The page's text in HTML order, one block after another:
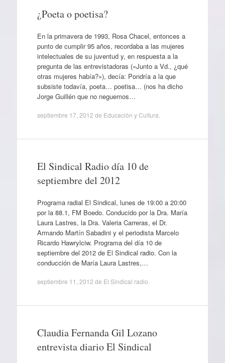
¿Poeta o poetisa?
En la primavera de 1993, Rosa Chacel, entonces a
punto de cumplir 95 años, recordaba a las mujeres
intelectuales de su juventud y, en respuesta a la
pregunta de las entrevistadoras («Junto a Vd., ¿qué
otras mujeres había?»), decía: Pondría a la que
subsiste todavía, poeta… poetisa… (nos ha dicho
Jorge Guillén que no neguemos…
septiembre 17, 2012 de Educación y Cultura
El Sindical Radio día 10 de
septiembre del 2012
Programa radial El Sindical, lunes de 19:00 a 20:00
por la 88.1, FM Boedo. Conducido por la Dra. María
Laura Lastres, la Dra. Valeria Carreras, el Dr.
Armando Martín Sabadini y el periodista Marcelo
Ricardo Hawrylciw. Programa del día 10 de
septiembre del 2012 de El Sindical radio. Con la
conducción de María Laura Lastres,…
septiembre 11, 2012 de El Sindical radio
Claudia Fernanda Gil Lozano
entrevista diario El Sindical